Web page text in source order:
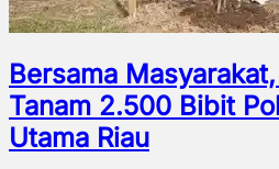
Bersama
Tanam 2.500 Bibit
Utama Riau